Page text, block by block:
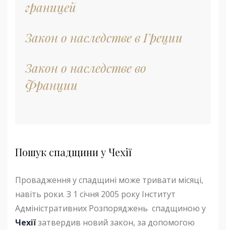
границей
Закон о наследстве в Греции
Закон о наследстве во
Франции
Пошук спадщини у Чехії
Провадження у спадщині може тривати місяці,
навіть роки. З 1 січня 2005 року Інститут
Адміністративних Розпоряджень спадщиною у
Чехіїзатвердив новий закон, за допомогою